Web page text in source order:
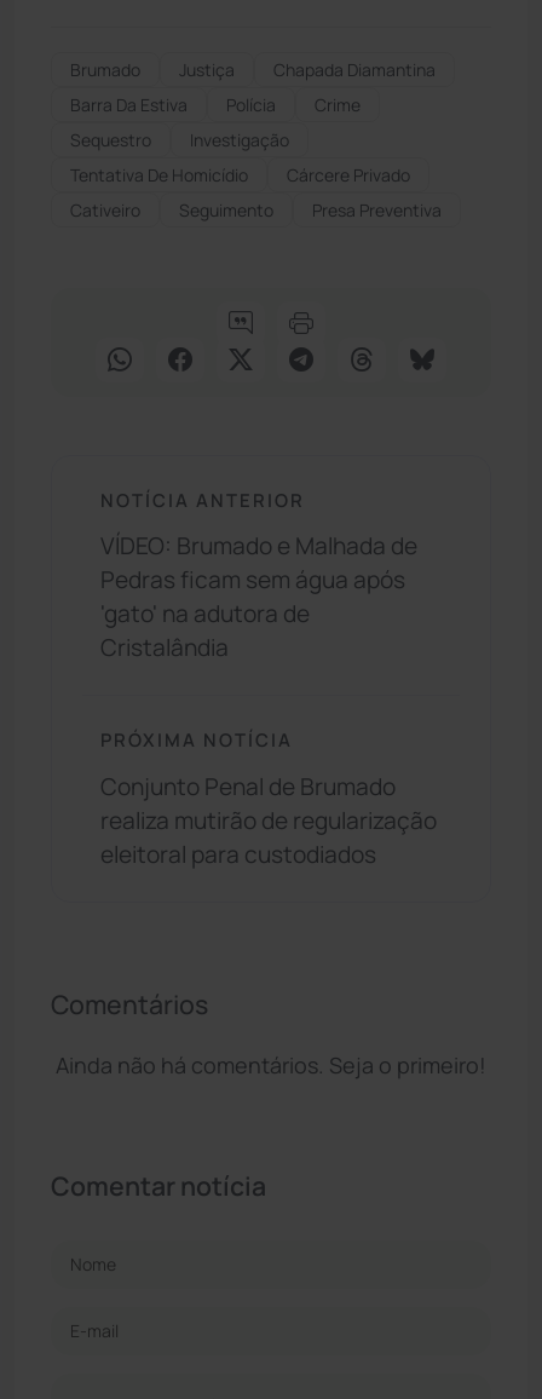
Brumado Justiça
Chapada Diamantina
Barra Da Estiva
Polícia
Crime
Sequestro
Investigação
Tentativa De Homicídio
Cárcere Privado
Cativeiro
Seguimento Presa Preventiva
NOTÍCIA ANTERIOR
VÍDEO: Brumado e Malhada de
Pedras ficam sem água após
'gato' na adutora de
Cristalândia
PRÓXIMA NOTÍCIA
Conjunto Penal de Brumado
realiza mutirão de regularização
eleitoral para custodiados
Comentários
Ainda não há comentários. Seja o primeiro!
Comentar notícia